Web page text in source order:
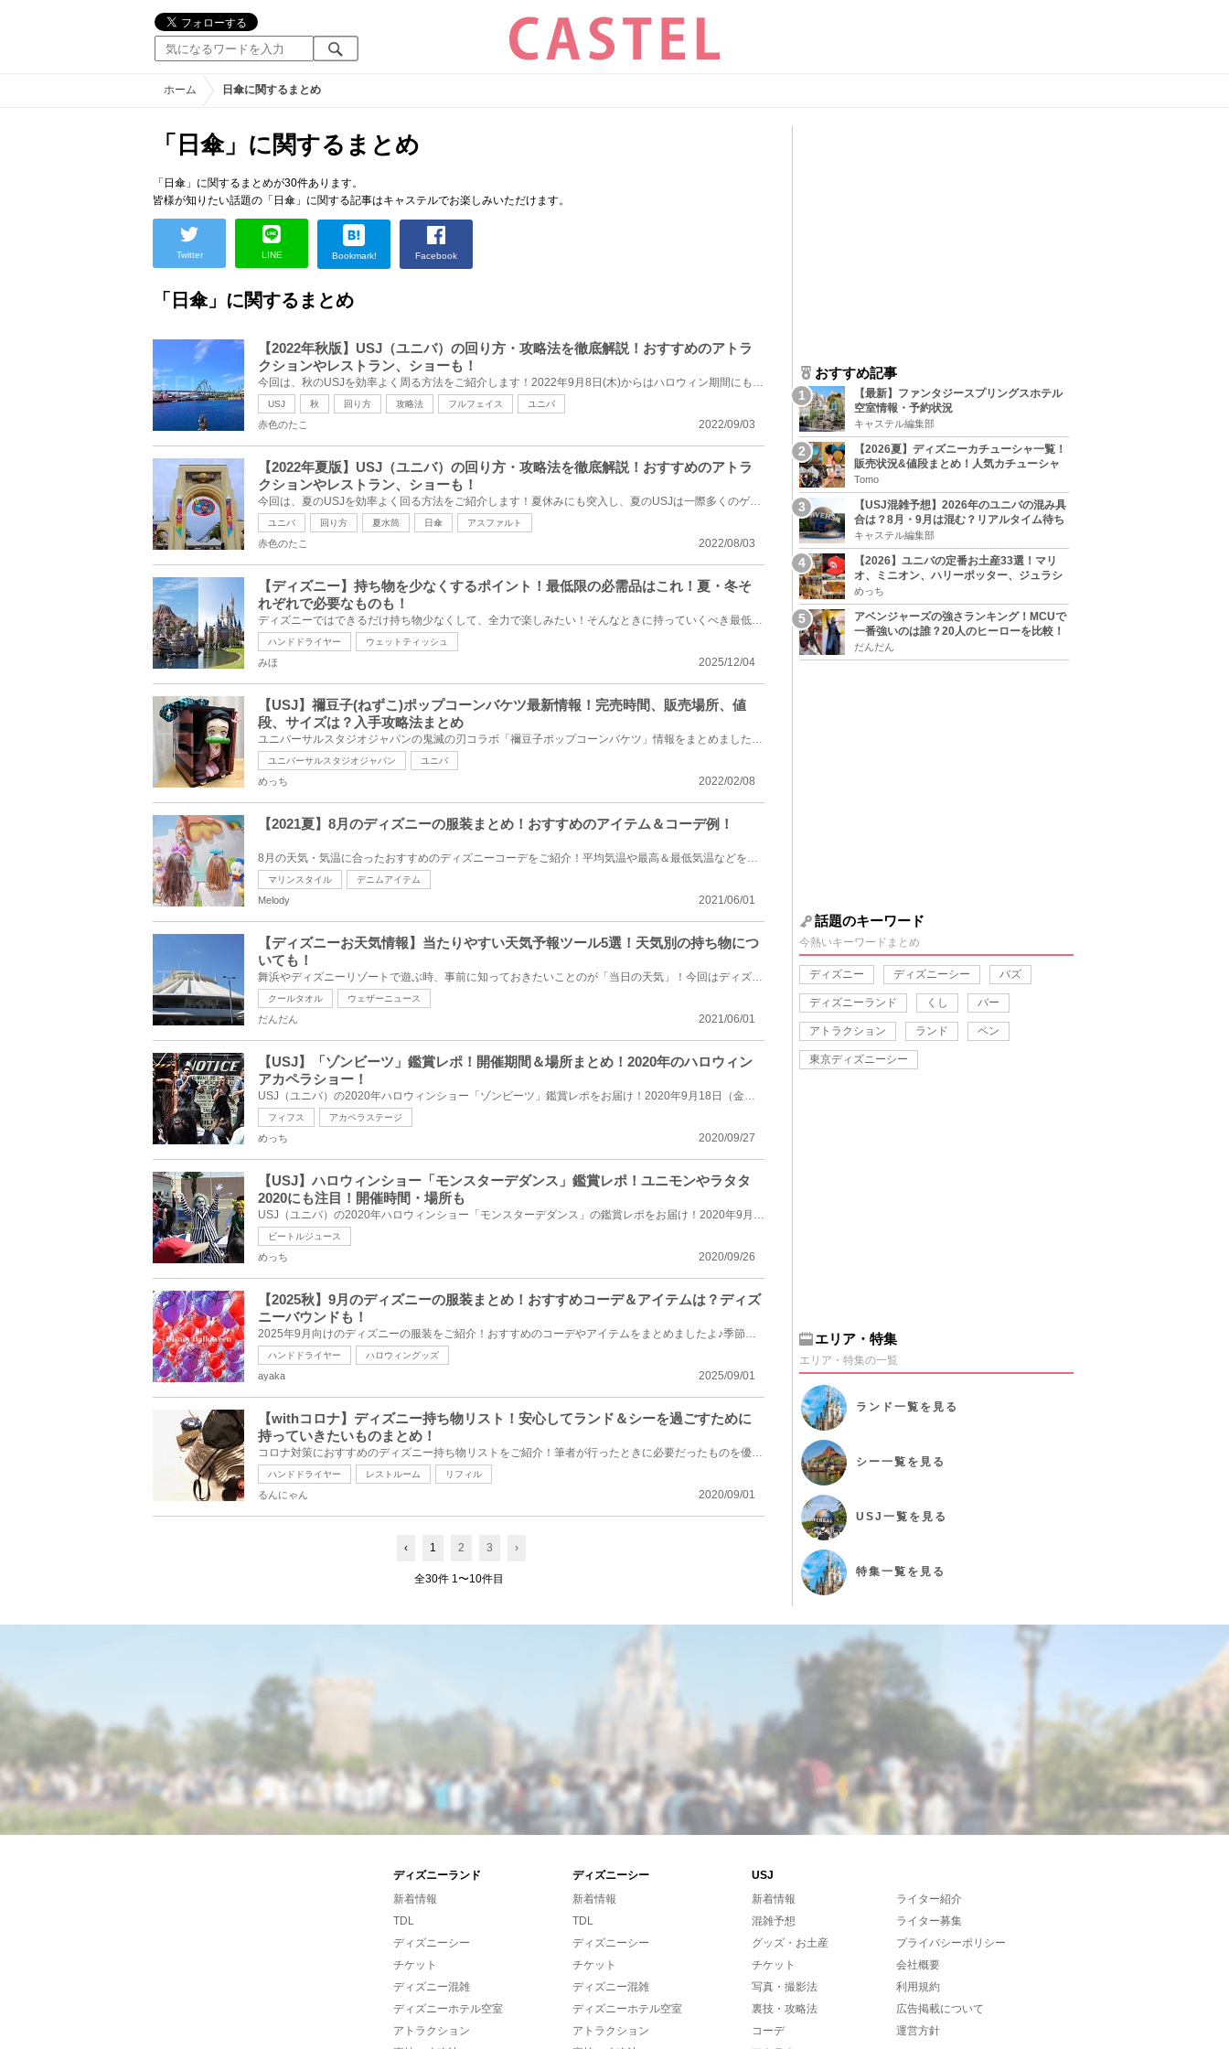
ホーム 日傘に関するまとめ
「日傘」に関するまとめ
「日傘」に関するまとめが30件あります。
皆様が知りたい話題の「日傘」に関する記事はキャステルでお楽しみいただけます。
Twitter LINE Bookmark! Facebook
「日傘」に関するまとめ
【2022年秋版】USJ（ユニバ）の回り方・攻略法を徹底解説！おすすめのアトラ
クションやレストラン、ショーも！
今回は、秋のUSJを効率よく周る方法をご紹介します！2022年9月8日(木)からはハロウィン期間にも突入！さ...
USJ 秋 回り方 攻略法 フルフェイス ユニバ
2022/09/03
赤色のたこ
【2022年夏版】USJ（ユニバ）の回り方・攻略法を徹底解説！おすすめのアトラ
クションやレストラン、ショーも！
今回は、夏のUSJを効率よく回る方法をご紹介します！夏休みにも突入し、夏のUSJは一際多くのゲストでに...
ユニバ 回り方 夏水筒 日傘 アスファルト
2022/08/03
赤色のたこ
【ディズニー】持ち物を少なくするポイント！最低限の必需品はこれ！夏・冬そ
れぞれで必要なものも！
ディズニーではできるだけ持ち物少なくして、全力で楽しみたい！そんなときに持っていくべき最低限の必...
ハンドドライヤー ウェットティッシュ
2025/12/04
みほ
【USJ】禰豆子(ねずこ)ポップコーンバケツ最新情報！完売時間、販売場所、値
段、サイズは？入手攻略法まとめ
ユニバーサルスタジオジャパンの鬼滅の刃コラボ「禰豆子ポップコーンバケツ」情報をまとめました☆禰豆子...
ユニバーサルスタジオジャパン ユニバ
2022/02/08
めっち
【2021夏】8月のディズニーの服装まとめ！おすすめのアイテム＆コーデ例！
8月の天気・気温に合ったおすすめのディズニーコーデをご紹介！平均気温や最高＆最低気温などを参考に、...
マリンスタイル デニムアイテム
2021/06/01
Melody
【ディズニーお天気情報】当たりやすい天気予報ツール5選！天気別の持ち物につ
いても！
舞浜やディズニーリゾートで遊ぶ時、事前に知っておきたいことのが「当日の天気」！今回はディズニー周...
クールタオル ウェザーニュース
2021/06/01
だんだん
【USJ】「ゾンビーツ」鑑賞レポ！開催期間＆場所まとめ！2020年のハロウィン
アカペラショー！
USJ（ユニバ）の2020年ハロウィンショー「ゾンビーツ」鑑賞レポをお届け！2020年9月18日（金）にスター...
フィフス アカペラステージ
2020/09/27
めっち
【USJ】ハロウィンショー「モンスターデダンス」鑑賞レポ！ユニモンやラタタ
2020にも注目！開催時間・場所も
USJ（ユニバ）の2020年ハロウィンショー「モンスターデダンス」の鑑賞レポをお届け！2020年9月18日（金...
ビートルジュース
2020/09/26
めっち
【2025秋】9月のディズニーの服装まとめ！おすすめコーデ＆アイテムは？ディズ
ニーバウンドも！
2025年9月向けのディズニーの服装をご紹介！おすすめのコーデやアイテムをまとめましたよ♪季節の変わり...
ハンドドライヤー ハロウィングッズ
2025/09/01
ayaka
【withコロナ】ディズニー持ち物リスト！安心してランド＆シーを過ごすために
持っていきたいものまとめ！
コロナ対策におすすめのディズニー持ち物リストをご紹介！筆者が行ったときに必要だったものを優先順位...
ハンドドライヤー レストルーム リフィル
2020/09/01
るんにゃん
‹ 1 2 3 ›
全30件 1〜10件目
おすすめ記事
【最新】ファンタジースプリングスホテル
空室情報・予約状況
キャステル編集部
【2026夏】ディズニーカチューシャ一覧！
販売状況&値段まとめ！人気カチューシャ
をチェック
Tomo
【USJ混雑予想】2026年のユニバの混み具
合は？8月・9月は混む？リアルタイム待ち
時間アプリも
キャステル編集部
【2026】ユニバの定番お土産33選！マリ
オ、ミニオン、ハリーポッター、ジュラシ
ックパーク、セサミ、SINGなどのグッズ情
報
めっち
アベンジャーズの強さランキング！MCUで
一番強いのは誰？20人のヒーローを比較！
だんだん
話題のキーワード
今熱いキーワードまとめ
ディズニー ディズニーシー バズ
ディズニーランド くし バー
アトラクション ランド ペン
東京ディズニーシー
エリア・特集
エリア・特集の一覧
ランド 一覧を見る
シー一覧を見る
USJ 一覧を見る
特集一覧を見る
ディズニーランド ディズニーシー
USJ
新着情報
TDL
ディズニーシー
チケット
ディズニー混雑
ディズニーホテル空室
アトラクション
新着情報
TDL
ディズニーシー
チケット
ディズニー混雑
ディズニーホテル空室
アトラクション
新着情報
混雑予想
グッズ・お土産
チケット
写真・撮影法
裏技・攻略法
コーデ
ライター紹介
ライター募集
プライバシーポリシー
会社概要
利用規約
広告掲載について
運営方針